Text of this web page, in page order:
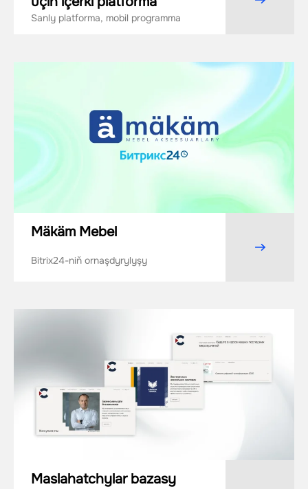
Sanly platforma, mobil programma
Mäkäm Mebel
Bitrix24-niň ornaşdyrylyşy
Maslahatchylar bazasy